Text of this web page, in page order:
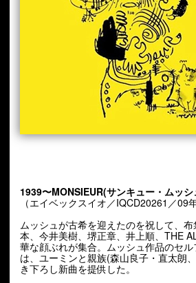
1939〜MONSIEUR(サンキュー・ムッシ
（エイベックスイオ／IQCD20261／09年
ムッシュが古希を迎えたのを祝して、
本、今井美樹、堺正章、井上順、THE
華な顔ぶれが集合。ムッシュ作品のセ
は、ユーミンと親族(森山良子・直太朗
き下ろし新曲を提供した。